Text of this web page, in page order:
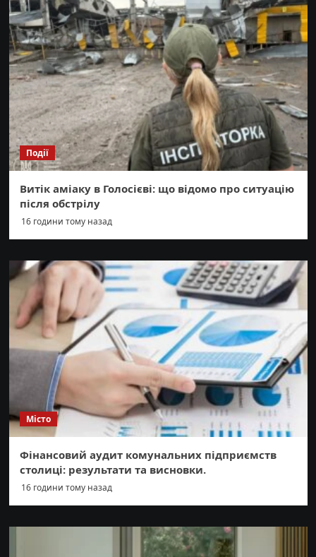
Події
Витік аміаку в Голосієві: що відомо про ситуацію
після обстрілу
16 години тому назад
Місто
Фінансовий аудит комунальних підприємств
столиці: результати та висновки.
16 години тому назад